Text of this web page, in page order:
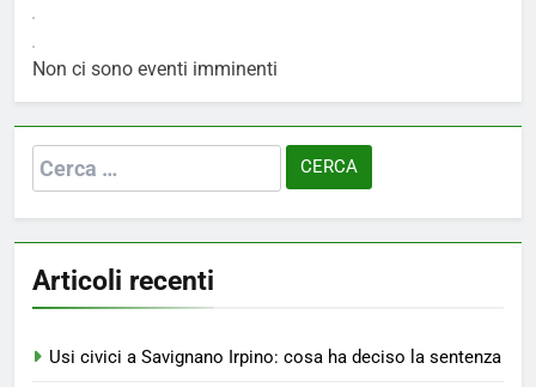
Non ci sono eventi imminenti
Ricerca
per:
Articoli recenti
Usi civici a Savignano Irpino: cosa ha deciso la sentenza